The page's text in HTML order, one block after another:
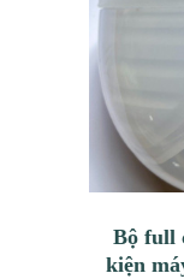
Bộ full
kiện